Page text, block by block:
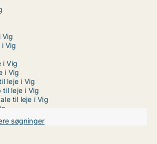
Vig
i Vig
i Vig
leje i Vig
leje i Vig
til leje i Vig
søgninger